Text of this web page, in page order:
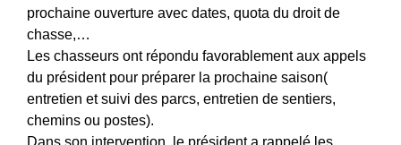
prochaine ouverture avec dates, quota du droit de
chasse,…
Les chasseurs ont répondu favorablement aux appels
du président pour préparer la prochaine saison(
entretien et suivi des parcs, entretien de sentiers,
chemins ou postes).
Dans son intervention, le président a rappelé les